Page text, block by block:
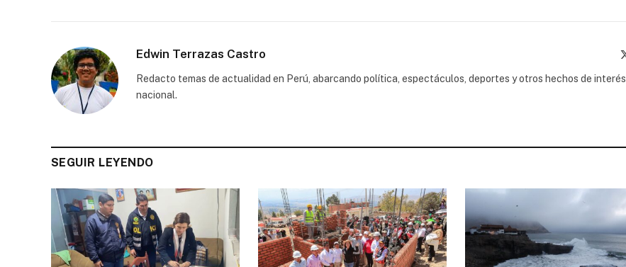
Edwin Terrazas Castro
Redacto temas de actualidad en Perú, abarcando política, espectáculos, deportes y otros hechos de interés
nacional.
SEGUIR LEYENDO